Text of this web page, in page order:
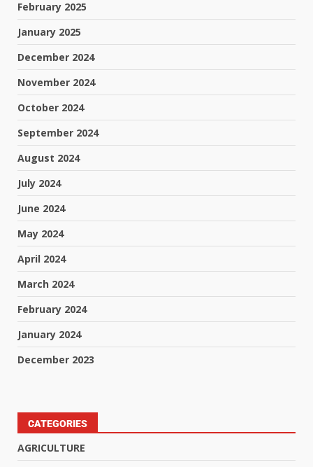
February 2025
January 2025
December 2024
November 2024
October 2024
September 2024
August 2024
July 2024
June 2024
May 2024
April 2024
March 2024
February 2024
January 2024
December 2023
CATEGORIES
AGRICULTURE